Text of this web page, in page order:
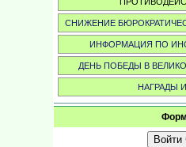
СНИЖЕНИЕ
ИНФОРМАЦИЯ ПО
ДЕНЬ ПОБЕДЫ В
НАГРАДЫ
Войти